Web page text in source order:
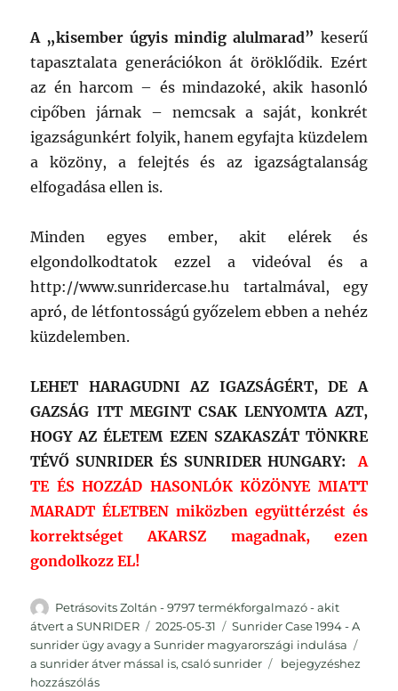
A „kisember úgyis mindig alulmarad” keserű
tapasztalata generációkon át öröklődik. Ezért
az én harcom – és mindazoké, akik hasonló
cipőben járnak – nemcsak a saját, konkrét
igazságunkért folyik, hanem egyfajta küzdelem
a közöny, a felejtés és az igazságtalanság
elfogadása ellen is.
Minden egyes ember, akit elérek és
elgondolkodtatok ezzel a videóval és a
http://www.sunridercase.hu tartalmával, egy
apró, de létfontosságú győzelem ebben a nehéz
küzdelemben.
LEHET HARAGUDNI AZ IGAZSÁGÉRT, DE A
GAZSÁG ITT MEGINT CSAK LENYOMTA AZT,
HOGY AZ ÉLETEM EZEN SZAKASZÁT TÖNKRE
TÉVŐ SUNRIDER ÉS SUNRIDER HUNGARY:
A
TE ÉS HOZZÁD HASONLÓK KÖZÖNYE MIATT
MARADT ÉLETBEN miközben együttérzést és
korrektséget AKARSZ magadnak, ezen
gondolkozz EL!
Szerző
Petrásovits Zoltán - 9797 termékforgalmazó - akit
átvert a SUNRIDER
Közzétéve
2025-05-31 Kategória
Sunrider Case 1994 - A
sunrider ügy avagy a Sunrider magyarországi indulása
a sunrider átver mással is,csaló sunrider
A
bejegyzéshez
hozzászólás